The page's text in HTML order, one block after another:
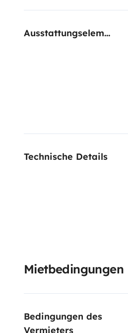
Ausstattungselemente
Technische Details
Mietbedingungen
Bedingungen des
Vermieters